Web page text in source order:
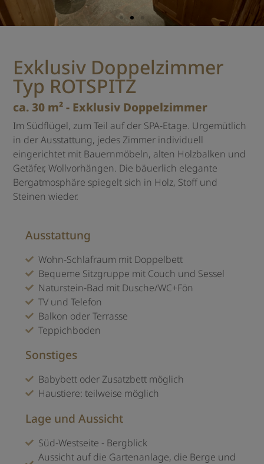
Exklusiv Doppelzimmer
Typ ROTSPITZ
ca. 30 m² - Exklusiv Doppelzimmer
Im Südflügel, zum Teil auf der SPA-Etage. Urgemütlich
in der Ausstattung, jedes Zimmer individuell
eingerichtet mit Bauernmöbeln, alten Holzbalken und
Getäfer, Wollvorhängen. Die bäuerlich elegante
Bergatmosphäre spiegelt sich in Holz, Stoff und
Steinen wieder.
Ausstattung
Wohn-Schlafraum mit Doppelbett
Bequeme Sitzgruppe mit Couch und Sessel
Naturstein-Bad mit Dusche/WC+Fön
TV und Telefon
Balkon oder Terrasse
Teppichboden
Sonstiges
Babybett oder Zusatzbett möglich
Haustiere: teilweise möglich
Lage und Aussicht
Süd-Westseite - Bergblick
Aussicht auf die Gartenanlage, die Berge und